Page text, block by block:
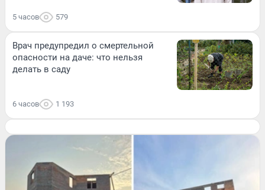
5 часов 579
Врач предупредил о смертельной
опасности на даче: что нельзя
делать в саду
6 часов 1 193